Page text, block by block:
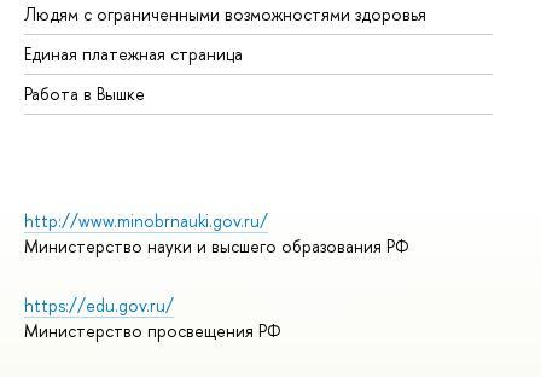
Людям с ограниченными возможностями здоровья
Единая платежная страница
Работа в Вышке
http://www.minobrnauki.gov.ru/
Министерство науки и высшего образования РФ
https://edu.gov.ru/
Министерство просвещения РФ